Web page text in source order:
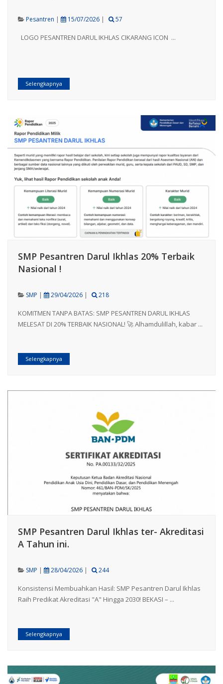
Pesantren | 15/07/2026 | 57
LOGO PESANTREN DARUL IKHLAS CIKARANG ICON ...
Selengkapnya
SMP Pesantren Darul Ikhlas 20% Terbaik
Nasional !
SMP | 29/04/2026 | 218
KOMITMEN TANPA BATAS: SMP PESANTREN DARUL IKHLAS
MELESAT DI 20% TERBAIK NASIONAL! 🚀 Alhamdulillah, kabar ...
Selengkapnya
SMP Pesantren Darul Ikhlas ter- Akreditasi
A Tahun ini.
SMP | 28/04/2026 | 244
Konsistensi Membuahkan Hasil: SMP Pesantren Darul Ikhlas
Raih Predikat Akreditasi "A" Hingga 2030! BEKASI – ...
Selengkapnya